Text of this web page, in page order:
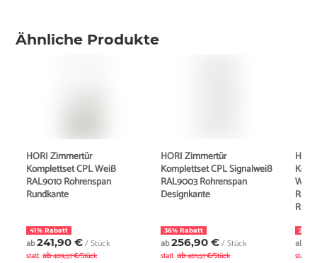
Ähnliche Produkte
HORI Zimmertür
Komplettset CPL Weiß
RAL9010 Röhrenspan
Rundkante
41% Rabatt
ab241,90 €/ Stück
statt ab409,57 €/Stück
HORI Zimmertür
Komplettset CPL Signalweiß
RAL9003 Röhrenspan
Designkante
36% Rabatt
ab256,90 €/ Stück
statt ab401,57 €/Stück
24%
ab
statt